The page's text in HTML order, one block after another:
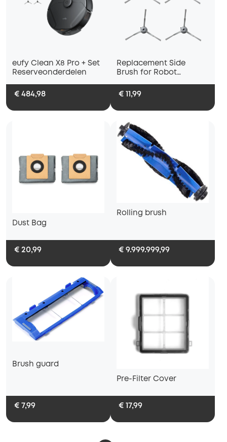
eufy Clean X8 Pro + Set
Reserveonderdelen
€ 484,98
Replacement Side
Brush for Robot
€ 11,99
Dust Bag
€ 20,99
Rolling brush
€ 9.999.999,99
Brush guard
€ 7,99
Pre-Filter Cover
€ 17,99